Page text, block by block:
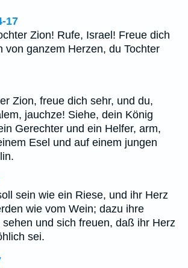
17
Zion! Rufe, Israel! Freue dich
von ganzem Herzen, du Tochter
Zion, freue dich sehr, und du,
jauchze! Siehe, dein König
Gerechter und ein Helfer, arm,
Esel und auf einem jungen
sein wie ein Riese, und ihr Herz
wie vom Wein; dazu ihre
und sich freuen, daß ihr Herz
sei.